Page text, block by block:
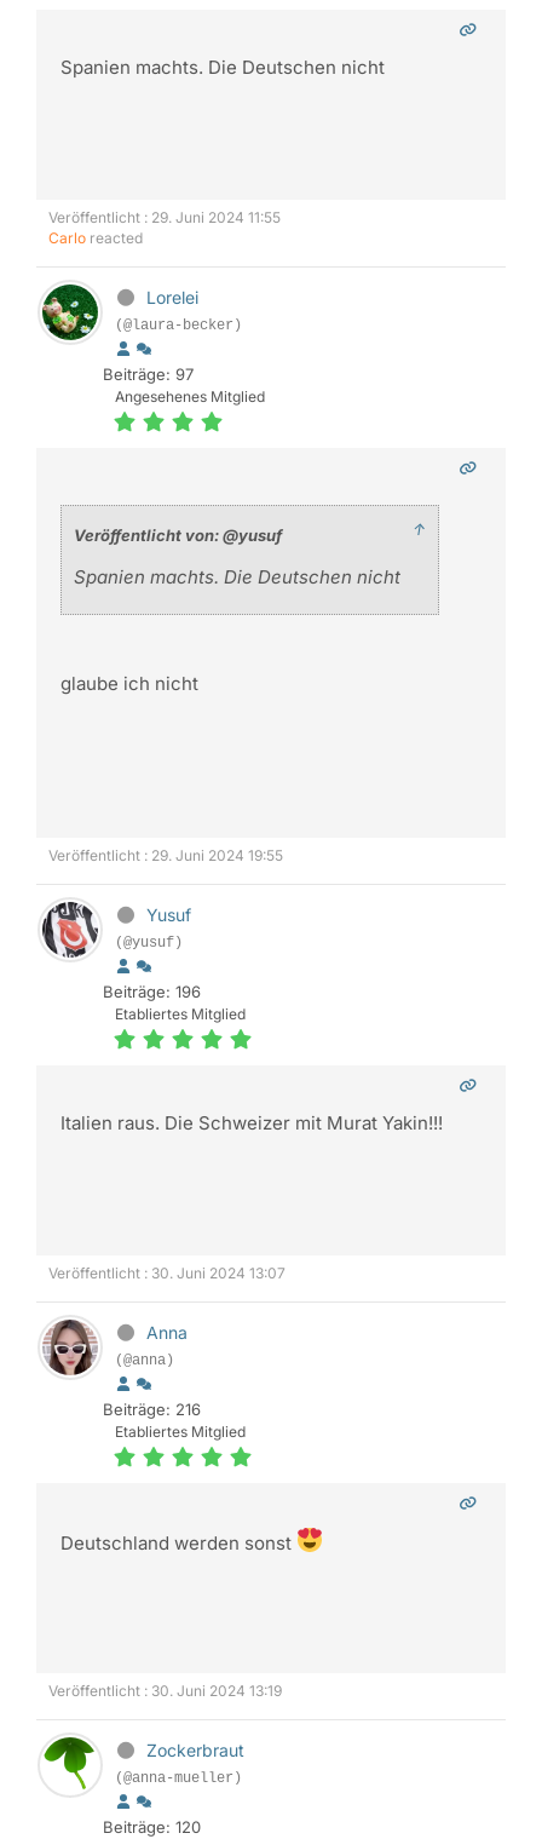
Spanien machts. Die Deutschen nicht
Veröffentlicht : 29. Juni 2024 11:55
Carlo reacted
Lorelei
(@laura-becker)
Beiträge: 97
Angesehenes Mitglied
Veröffentlicht von: @yusuf ↑
Spanien machts. Die Deutschen nicht
glaube ich nicht
Veröffentlicht : 29. Juni 2024 19:55
Yusuf
(@yusuf)
Beiträge: 196
Etabliertes Mitglied
Italien raus. Die Schweizer mit Murat Yakin!!!
Veröffentlicht : 30. Juni 2024 13:07
Anna
(@anna)
Beiträge: 216
Etabliertes Mitglied
Deutschland werden sonst
Veröffentlicht : 30. Juni 2024 13:19
Zockerbraut
(@anna-mueller)
Beiträge: 120